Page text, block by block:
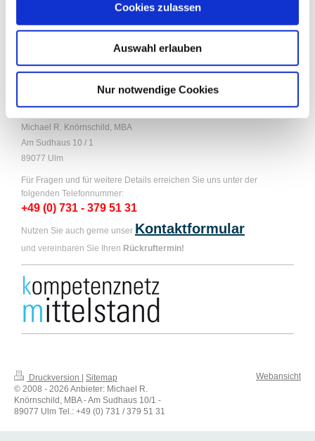
Cookies zulassen
Auswahl erlauben
Nur notwendige Cookies
Sudhaus 10 / 1 □ 89077 Ulm
Letzte Änderung: 24.07.2026
Michael R. Knörnschild, MBA
Am Sudhaus 10 / 1
89077 Ulm
Für Fragen und für weitere Details erreichen Sie uns unter der
folgenden Telefonnummer:
+49 (0) 731 - 379 51 31
Nutzen Sie auch gerne unser Kontaktformular
und vereinbaren Sie Ihren Rückruftermin!
Druckversion | Sitemap
© 2008 - 2026 Anbieter: Michael R.
Knörnschild, MBA - Am Sudhaus 10/1 -
89077 Ulm Tel.: +49 (0) 731 / 379 51 31
Webansicht